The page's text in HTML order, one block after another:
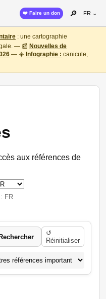
❤️ Faire un don 🔎 FR ⌄
: une cartographie
— 📰 Nouvelles de
— ☀️ Infographie : canicule,
aux références de
FR
Rechercher
↺
Réinitialiser